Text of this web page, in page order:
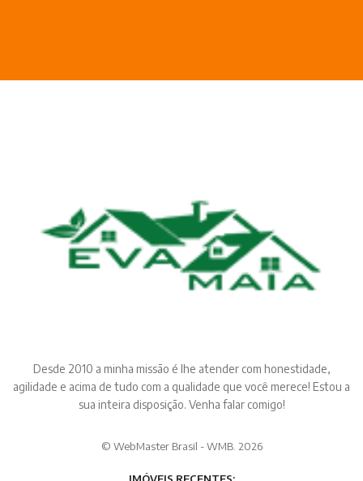
Desde 2010 a minha missão é lhe atender com honestidade,
agilidade e acima de tudo com a qualidade que você merece! Estou a
sua inteira disposição. Venha falar comigo!
© WebMaster Brasil - WMB. 2026